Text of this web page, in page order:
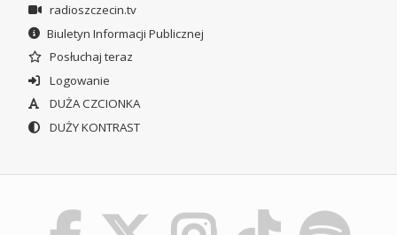
radioszczecin.tv
Biuletyn Informacji Publicznej
Posłuchaj teraz
Logowanie
DUŻA CZCIONKA
DUŻY KONTRAST